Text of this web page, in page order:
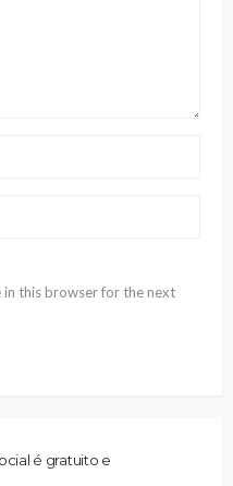
in this browser for the next
é gratuito e